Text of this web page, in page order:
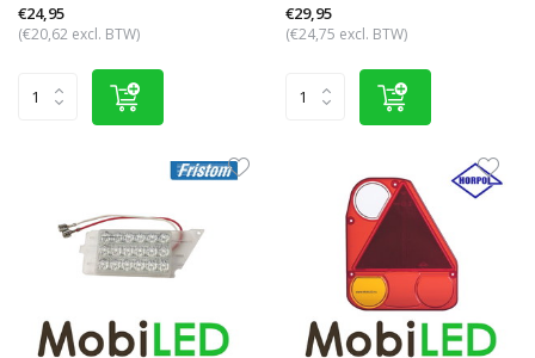
€24,95
(€20,62 excl. BTW)
€29,95
(€24,75 excl. BTW)